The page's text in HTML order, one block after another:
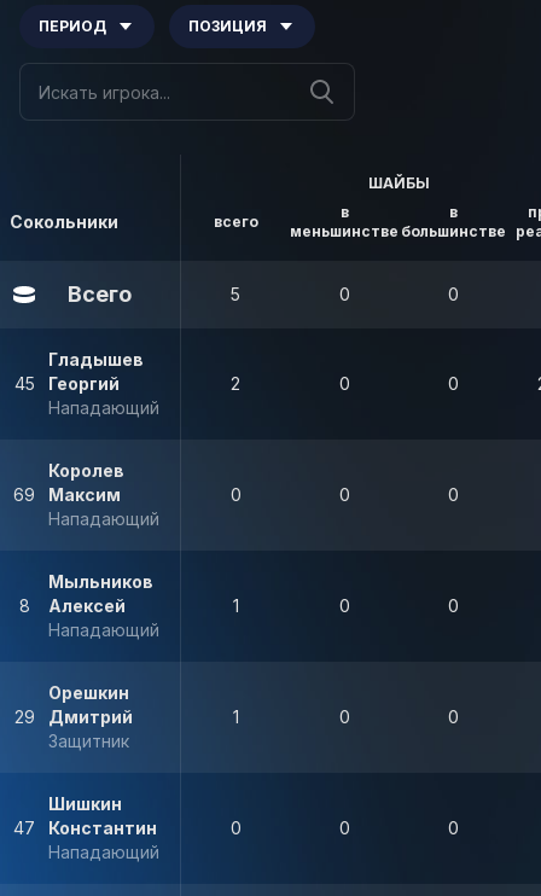
ПЕРИОД ПОЗИЦИЯ
Сокольники
ШАЙБЫ
всего
в
меньшинстве
в
большинстве
Всего 5 0 0
45
Гладышев
Георгий
Нападающий
2 0 0
69
Королев
Максим
Нападающий
0 0 0
8
Мыльников
Алексей
Нападающий
1 0 0
29
Орешкин
Дмитрий
Защитник
1 0 0
47
Шишкин
Константин
Нападающий
0 0 0